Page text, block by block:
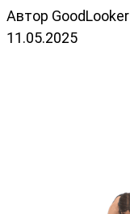
Автор GoodLooker
11.05.2025